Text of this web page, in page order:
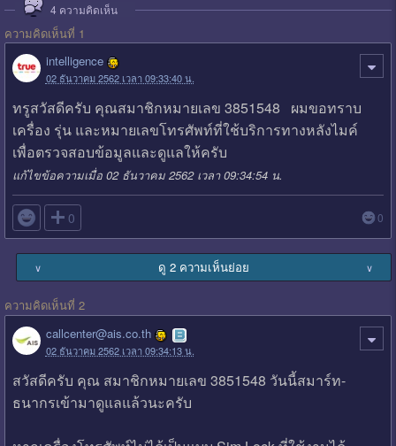
4 ความคิดเห็น
ความคิดเห็นที่ 1
intelligence
02 ธันวาคม 2562 เวลา 09:33:40 น.
ทรูสวัสดีครับ คุณสมาชิกหมายเลข 3851548 ผมขอทราบ
เครื่อง รุ่น และหมายเลขโทรศัพท์ที่ใช้บริการทางหลังไมค์
เพื่อตรวจสอบข้อมูลและดูแลให้ครับ
แก้ไขข้อความเมื่อ 02 ธันวาคม 2562 เวลา 09:34:54 น.
 0 0
∨ ดู 2 ความเห็นย่อย ∨
ความคิดเห็นที่ 2
callcenter@ais.co.th
02 ธันวาคม 2562 เวลา 09:34:13 น.
สวัสดีครับ คุณ สมาชิกหมายเลข 3851548 วันนี้สมาร์ท-
ธนากรเข้ามาดูแลแล้วนะครับ